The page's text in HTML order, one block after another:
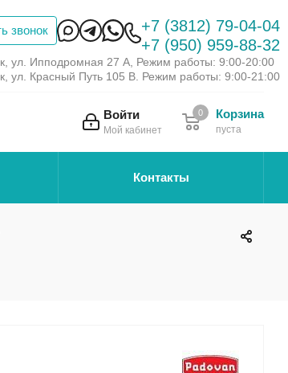
звонок
+7 (3812) 79-04-04
+7 (950) 959-88-32
ул. Ипподромная 27 А, Режим работы: 9:00-20:00
ул. Красный Путь 105 В. Режим работы: 9:00-21:00
Войти
Мой кабинет
Корзина
пуста
0
Контакты